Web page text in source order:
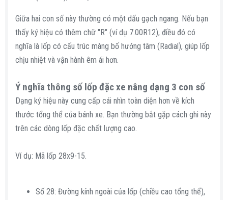
Giữa hai con số này thường có một dấu gạch ngang. Nếu bạn
thấy ký hiệu có thêm chữ "R" (ví dụ 7.00R12), điều đó có
nghĩa là lốp có cấu trúc màng bố hướng tâm (Radial), giúp lốp
chịu nhiệt và vận hành êm ái hơn.
Ý nghĩa thông số lốp đặc xe nâng dạng 3 con số​
Dạng ký hiệu này cung cấp cái nhìn toàn diện hơn về kích
thước tổng thể của bánh xe. Bạn thường bắt gặp cách ghi này
trên các dòng lốp đặc chất lượng cao.
Ví dụ: Mã lốp 28x9-15.
Số 28: Đường kính ngoài của lốp (chiều cao tổng thể),